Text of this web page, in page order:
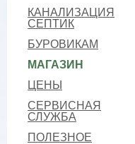
КАНАЛИЗАЦИЯ
СЕПТИК
БУРОВИКАМ
МАГАЗИН
ЦЕНЫ
СЕРВИСНАЯ
СЛУЖБА
ПОЛЕЗНОЕ